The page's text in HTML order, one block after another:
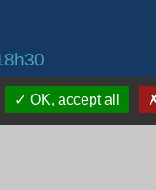
OK, accept all